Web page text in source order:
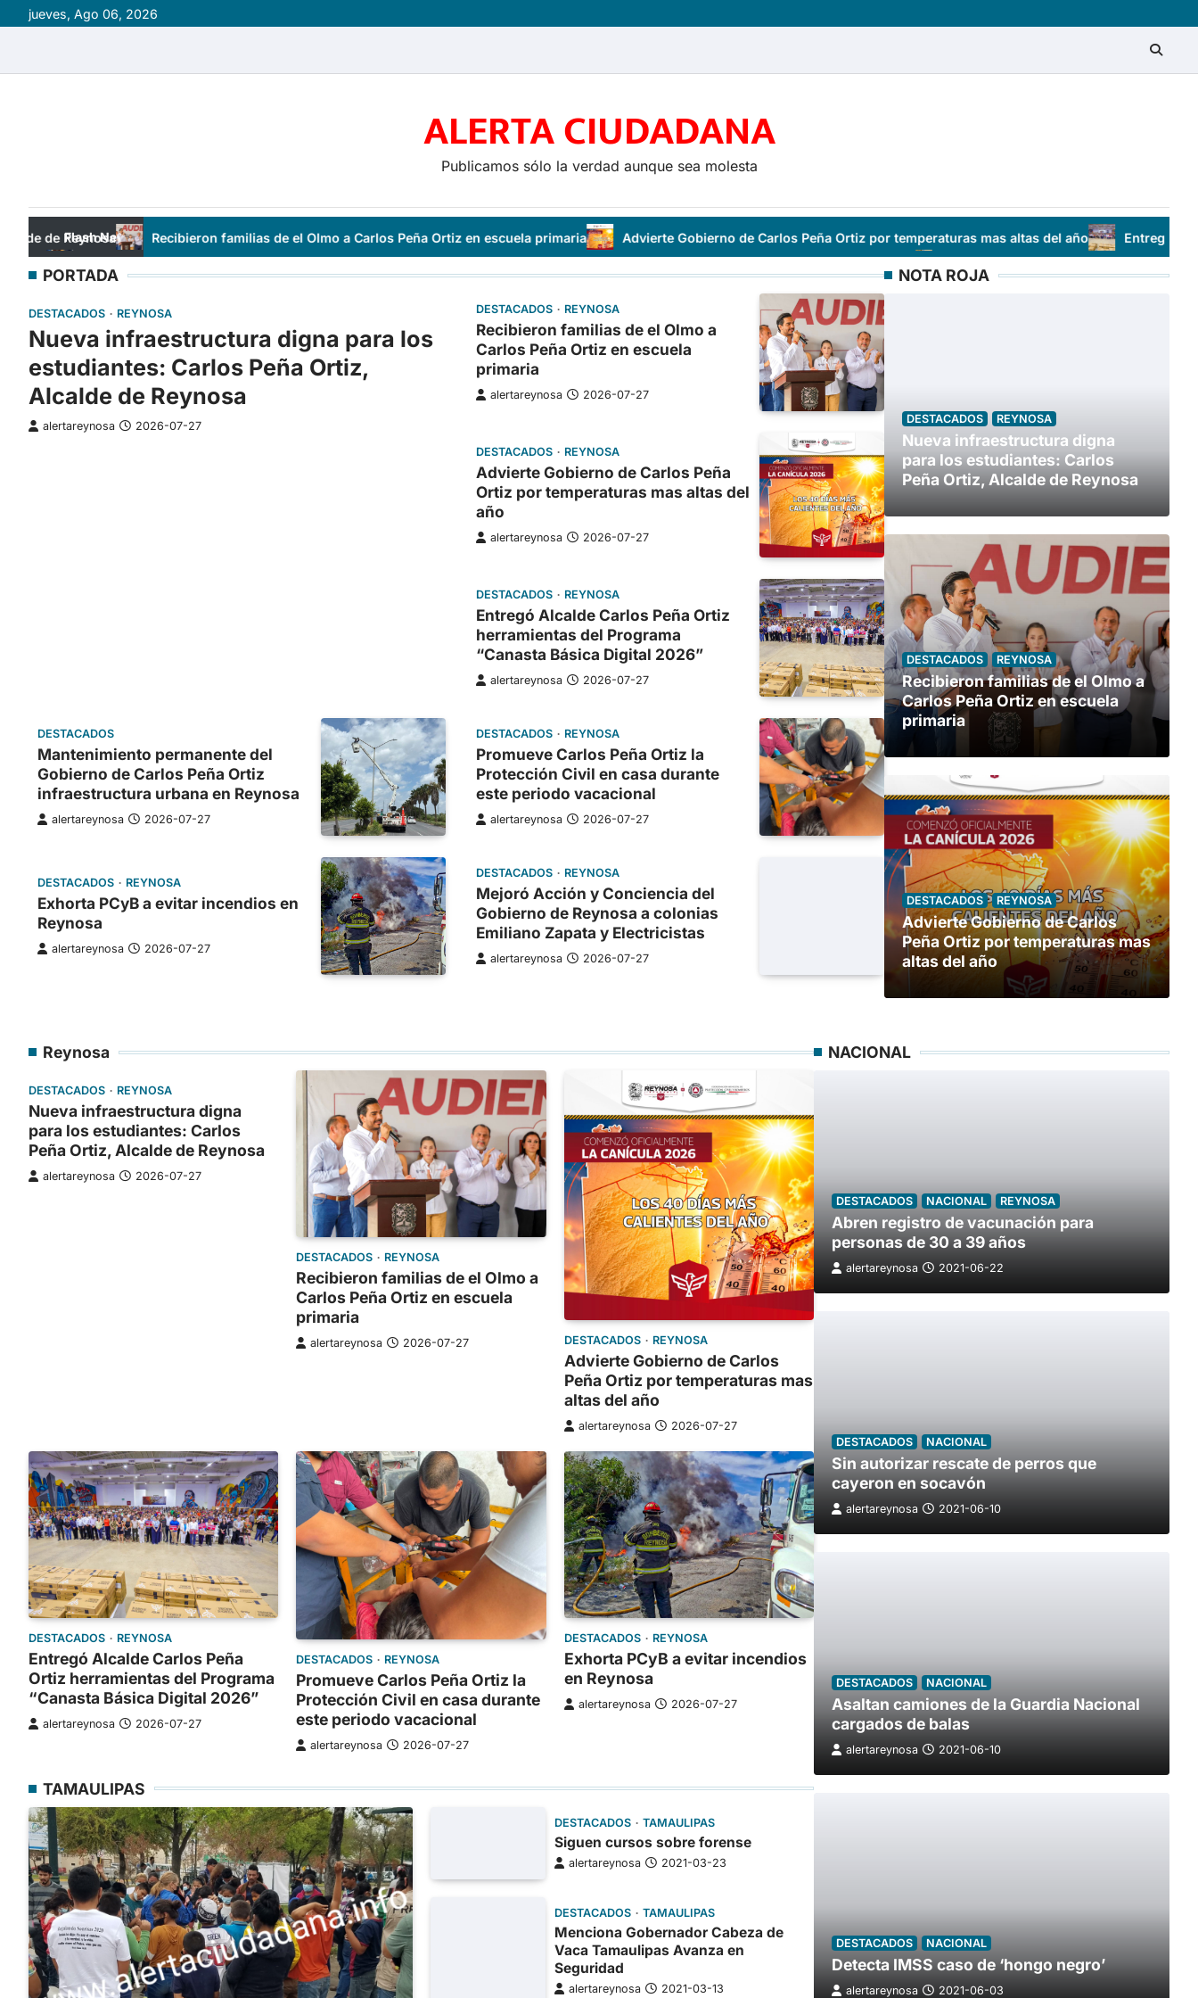
to
jueves, Ago 06, 2026
ALERTA CIUDADANA
Publicamos sólo la verdad aunque sea molesta
Flash News
Recibieron familias de el Olmo a Carlos Peña Ortiz en escuela primaria Advierte Gobierno de Carlos Peña Ortiz por temperaturas mas altas del año Entregó Alcalde Carlos
PORTADA
DESTACADOS REYNOSA
Nueva infraestructura digna para los
estudiantes: Carlos Peña Ortiz,
Alcalde de Reynosa
alertareynosa 2026-07-27
DESTACADOS REYNOSA
Recibieron familias de el Olmo a
Carlos Peña Ortiz en escuela
primaria
alertareynosa 2026-07-27
DESTACADOS REYNOSA
Advierte Gobierno de Carlos Peña
Ortiz por temperaturas mas altas del
año
alertareynosa 2026-07-27
DESTACADOS REYNOSA
Entregó Alcalde Carlos Peña Ortiz
herramientas del Programa
“Canasta Básica Digital 2026”
alertareynosa 2026-07-27
DESTACADOS
Mantenimiento permanente del
Gobierno de Carlos Peña Ortiz
infraestructura urbana en Reynosa
alertareynosa 2026-07-27
DESTACADOS REYNOSA
Promueve Carlos Peña Ortiz la
Protección Civil en casa durante
este periodo vacacional
alertareynosa 2026-07-27
DESTACADOS REYNOSA
Exhorta PCyB a evitar incendios en
Reynosa
alertareynosa 2026-07-27
DESTACADOS REYNOSA
Mejoró Acción y Conciencia del
Gobierno de Reynosa a colonias
Emiliano Zapata y Electricistas
alertareynosa 2026-07-27
NOTA ROJA
DESTACADOS REYNOSA
Nueva infraestructura digna
para los estudiantes: Carlos
Peña Ortiz, Alcalde de Reynosa
DESTACADOS REYNOSA
Recibieron familias de el Olmo a
Carlos Peña Ortiz en escuela
primaria
DESTACADOS REYNOSA
Advierte Gobierno de Carlos
Peña Ortiz por temperaturas mas
altas del año
Reynosa
DESTACADOS REYNOSA
Nueva infraestructura digna
para los estudiantes: Carlos
Peña Ortiz, Alcalde de Reynosa
alertareynosa 2026-07-27
DESTACADOS REYNOSA
Recibieron familias de el Olmo a
Carlos Peña Ortiz en escuela
primaria
alertareynosa 2026-07-27 DESTACADOS REYNOSA
Advierte Gobierno de Carlos
Peña Ortiz por temperaturas mas
altas del año
alertareynosa 2026-07-27
DESTACADOS REYNOSA
Entregó Alcalde Carlos Peña
Ortiz herramientas del Programa
“Canasta Básica Digital 2026”
alertareynosa 2026-07-27
DESTACADOS REYNOSA
Promueve Carlos Peña Ortiz la
Protección Civil en casa durante
este periodo vacacional
alertareynosa 2026-07-27
DESTACADOS REYNOSA
Exhorta PCyB a evitar incendios
en Reynosa
alertareynosa 2026-07-27
TAMAULIPAS
DESTACADOS TAMAULIPAS
Siguen cursos sobre forense
alertareynosa 2021-03-23
DESTACADOS TAMAULIPAS
Menciona Gobernador Cabeza de
Vaca Tamaulipas Avanza en
Seguridad
alertareynosa 2021-03-13
NACIONAL
DESTACADOS NACIONAL REYNOSA
Abren registro de vacunación para
personas de 30 a 39 años
alertareynosa 2021-06-22
DESTACADOS NACIONAL
Sin autorizar rescate de perros que
cayeron en socavón
alertareynosa 2021-06-10
DESTACADOS NACIONAL
Asaltan camiones de la Guardia Nacional
cargados de balas
alertareynosa 2021-06-10
DESTACADOS NACIONAL
Detecta IMSS caso de ‘hongo negro’
alertareynosa 2021-06-03